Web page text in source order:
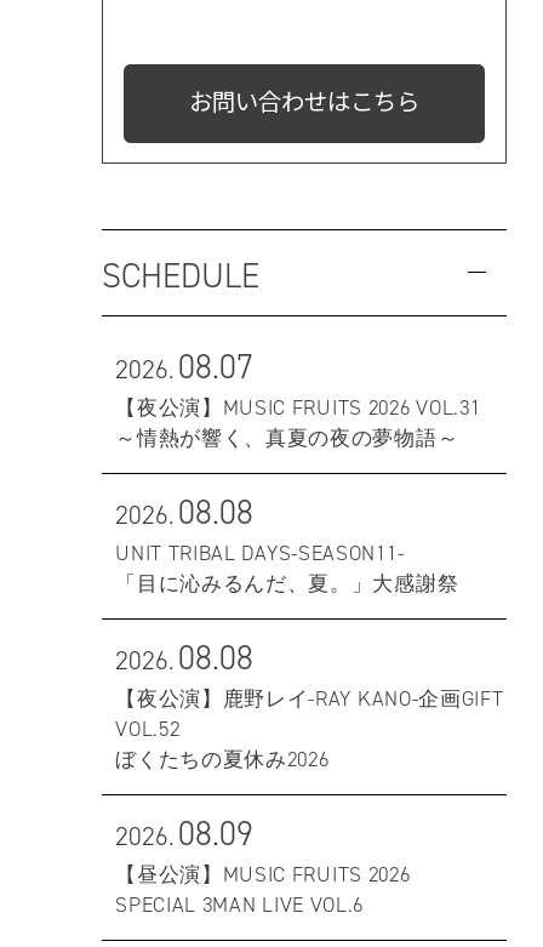
お問い合わせはこちら
SCHEDULE
2026.08.07
【夜公演】MUSIC FRUITS 2026 VOL.31
～情熱が響く、真夏の夜の夢物語～
2026.08.08
UNIT TRIBAL DAYS-SEASON11-
「目に沁みるんだ、夏。」大感謝祭
2026.08.08
【夜公演】鹿野レイ-RAY KANO-企画GIFT
VOL.52
ぼくたちの夏休み2026
2026.08.09
【昼公演】MUSIC FRUITS 2026
SPECIAL 3MAN LIVE VOL.6